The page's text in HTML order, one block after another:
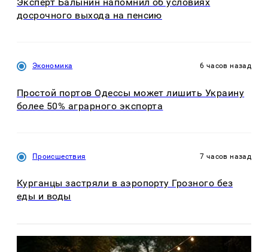
досрочного выхода на пенсию
Экономика 6 часов назад
Простой портов Одессы может лишить Украину
более 50% аграрного экспорта
Происшествия 7 часов назад
Курганцы застряли в аэропорту Грозного без
еды и воды